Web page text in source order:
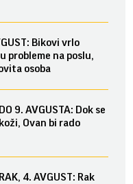
Bikovi vrlo
probleme na poslu,
osoba
9. AVGUSTA: Dok se
Ovan bi rado
4. AVGUST: Rak